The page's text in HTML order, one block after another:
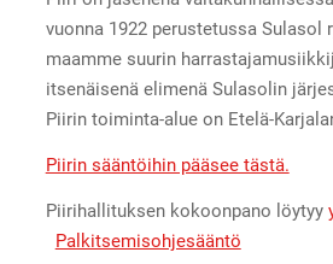
Palkitsemisohjesääntö
vuonna 1922 perustetussa Sulasol
maamme suurin
itsenäisenä elimenä Sulasolin
Piirin toiminta-alue on Etelä-
Piirin sääntöihin pääsee tästä.
Piirihallituksen kokoonpano löytyy